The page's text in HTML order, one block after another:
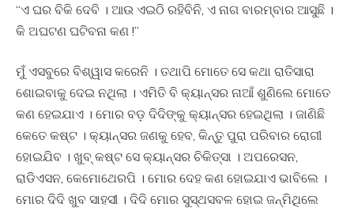
“ଏ ଘର ବିକି ଦେବି । ଆଉ ଏଇଠି ରହିବିନି, ଏ ନାଗ ବାରମ୍ବାର ଆସୁଛି ।
କି ଅଘଟଣ ଘଟିବନା କଣ !”
ମୁଁ ଏସବୁରେ ବିଶ୍ୱାସ କରେନି । ତଥାପି ମୋତେ ସେ କଥା ରାତିସାରା
ଶୋଇବାକୁ ଦେଇ ନଥିଲା । ଏମିତି ବି କ୍ୟାନ୍ସର ନାଆଁ ଶୁଣିଲେ ମୋତେ
କଣ ହେଇଯାଏ । ମୋର ବଡ଼ ଦିଦିଙ୍କୁ କ୍ୟାନ୍ସର ହେଇଥିଲା । ଜାଣିଛି
କେତେ କଷ୍ଟ । କ୍ୟାନ୍ସର ଜଣକୁ ହେବ, କିନ୍ତୁ ପୁରା ପରିବାର ରୋଗୀ
ହୋଇଯିବ । ଖୁବ୍ କଷ୍ଟ ସେ କ୍ୟାନ୍ସର ଚିକିତ୍ସା । ଅପରେସନ,
ରାଡିଏସନ, କେମୋଥେରପି । ମୋର ଦେହ କଣ ହୋଇଯାଏ ଭାବିଲେ ।
ମୋର ଦିଦି ଖୁବ ସାହସୀ । ଦିଦି ମୋର ସୁସ୍ଥସବଳ ହୋଇ ଜନ୍ମିଥିଲେ